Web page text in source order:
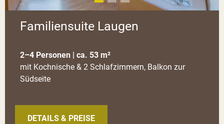
Familiensuite Laugen
2–4 Personen | ca. 53 m²
mit Kochnische & 2 Schlafzimmern, Balkon zur
Südseite
DETAILS & PREISE